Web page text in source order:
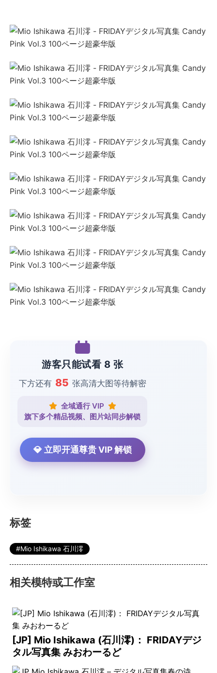
游客只能试看 8 张
下方还有 85 张高清大图等待解密
全域通行 VIP
旗下多个精品视频、图片站同步解锁
💎 立即开通尊贵 VIP 解锁
标签
Mio Ishikawa 石川澪
相关模特或工作室
[JP] Mio Ishikawa (石川澪)： FRIDAYデジ
タル写真集 みおわーるど